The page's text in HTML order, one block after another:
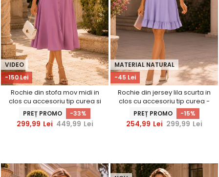
-150 Lei
VIDEO
Rochie din stofa mov midi in
clos cu accesoriu tip curea si
buzunare false - StarShinerS
PREȚ PROMO -33%
299,99 Lei 449,99 Lei
-45 Lei
MATERIAL NATURAL
Rochie din jersey lila scurta in
clos cu accesoriu tip curea -
StarShinerS
PREȚ PROMO -15%
254,99 Lei 299,99 Lei